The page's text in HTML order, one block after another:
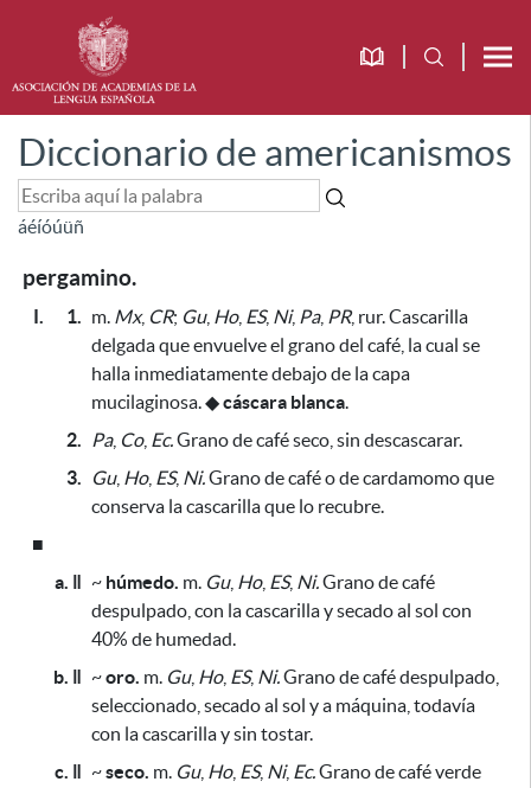
Diccionario de americanismos
áéíóúüñ
pergamino.
I. 1. m. Mx, CR; Gu, Ho, ES, Ni, Pa, PR, rur. Cascarilla
delgada que envuelve el grano del café, la cual se
halla inmediatamente debajo de la capa
mucilaginosa.◆cáscara blanca.
2.
Pa, Co, Ec.Grano de café seco, sin descascarar.
3.
Gu, Ho, ES, Ni.Grano de café o de cardamomo que
conserva la cascarilla que lo recubre.
■
a. ǁ ~ húmedo. m. Gu, Ho, ES, Ni.Grano de café
despulpado, con la cascarilla y secado al sol con
40% de humedad.
b. ǁ ~oro. m. Gu, Ho, ES, Ni.Grano de café despulpado,
seleccionado, secado al sol y a máquina, todavía
con la cascarilla y sin tostar.
c. ǁ ~seco. m. Gu, Ho, ES, Ni, Ec.Grano de café verde